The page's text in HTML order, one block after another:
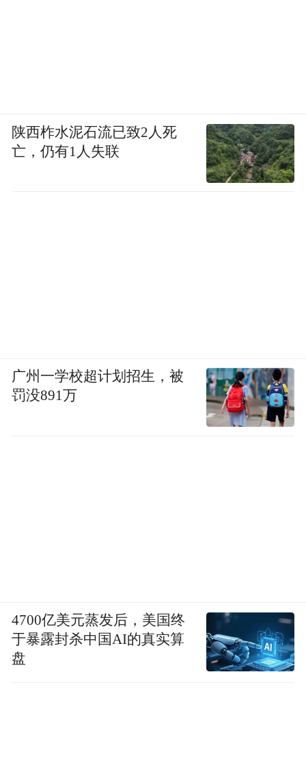
陕西柞水泥石流已致2人死
亡，仍有1人失联
广州一学校超计划招生，被
罚没891万
4700亿美元蒸发后，美国终
于暴露封杀中国AI的真实算
盘